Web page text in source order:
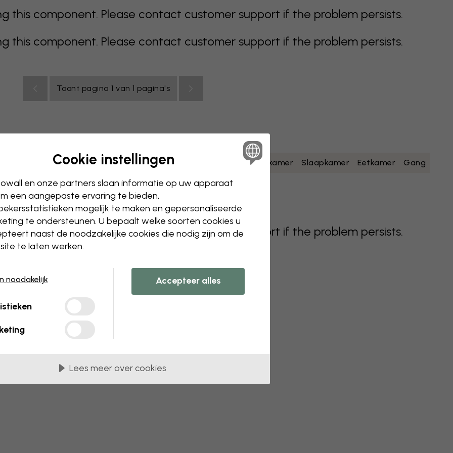
this component. Please contact customer support if the problem persists.
this component. Please contact customer support if the problem persists.
Toont pagina 1 van 1 pagina's
oranje roze paars rood turkoois Badkamer Slaapkamer Eetkamer Gang
Tienerkamer Plafond
this component. Please contact customer support if the problem persists.
Cookie instellingen
en onze partners slaan informatie op uw apparaat
een aangepaste ervaring te bieden,
mogelijk te maken en gepersonaliseerde
te ondersteunen. U bepaalt welke soorten cookies u
naast de noodzakelijke cookies die nodig zijn om de
te laten werken.
noodakelijk Accepteer alles
Lees meer over cookies